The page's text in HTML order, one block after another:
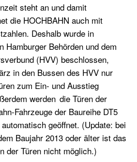
steht an und damit
die HOCHBAHN auch mit
Deshalb wurde in
Hamburger Behörden und dem
(HVV) beschlossen,
in den Bussen des HVV nur
zum Ein- und Ausstieg
werden die Türen der
Fahrzeuge der Baureihe DT5
geöffnet. (Update: bei
Baujahr 2013 oder älter ist das
der Türen nicht möglich.)